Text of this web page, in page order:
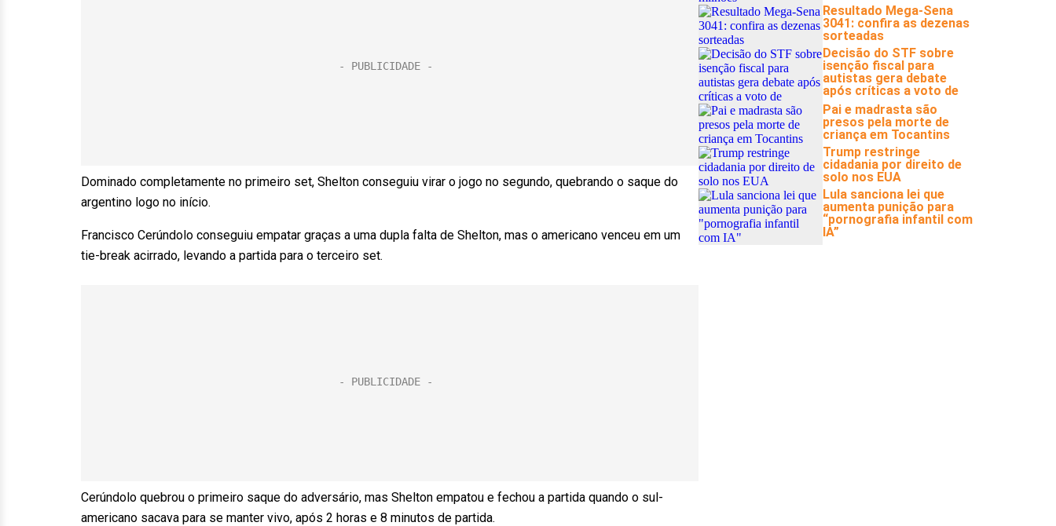
Dominado completamente no primeiro set, Shelton conseguiu virar o jogo no segundo, quebrando o saque do
argentino logo no início.
Francisco Cerúndolo conseguiu empatar graças a uma dupla falta de Shelton, mas o americano venceu em um
tie-break acirrado, levando a partida para o terceiro set.
Cerúndolo quebrou o primeiro saque do adversário, mas Shelton empatou e fechou a partida quando o sul-
americano sacava para se manter vivo, após 2 horas e 8 minutos de partida.